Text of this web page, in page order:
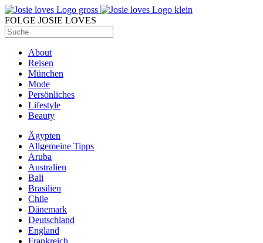
FOLGE JOSIE LOVES
About
Reisen
München
Mode
Persönliches
Lifestyle
Beauty
Ägypten
Allgemeine Tipps
Aruba
Australien
Bali
Brasilien
Chile
Dänemark
Deutschland
England
Frankreich